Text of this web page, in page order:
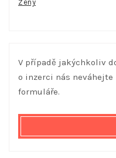
Ženy
V případě jakýchkoliv
o inzerci nás
formuláře.